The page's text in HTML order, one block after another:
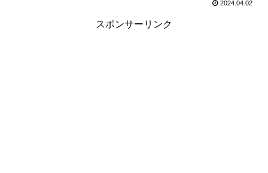
2024.04.02
スポンサーリンク